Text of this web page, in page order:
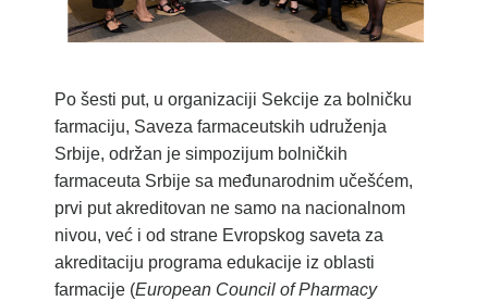
Po šesti put, u organizaciji Sekcije za bolničku
farmaciju, Saveza farmaceutskih udruženja
Srbije, održan je simpozijum bolničkih
farmaceuta Srbije sa međunarodnim učešćem,
prvi put akreditovan ne samo na nacionalnom
nivou, već i od strane Evropskog saveta za
akreditaciju programa edukacije iz oblasti
farmacije (European Council of Pharmacy